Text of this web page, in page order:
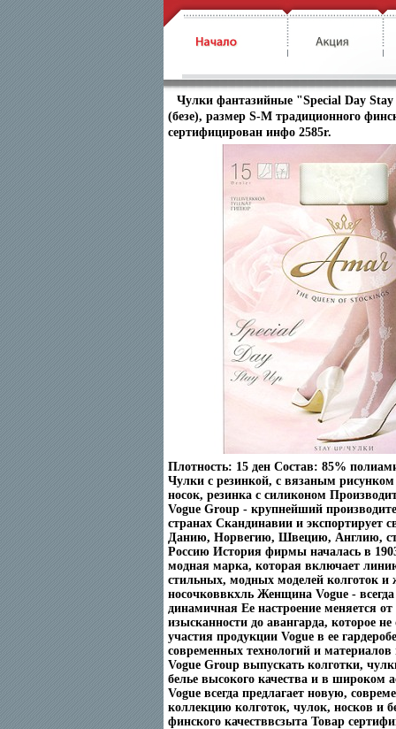
Чулки фантазийные "Special Day
(безе), размер S-M традиционного
сертифицирован инфо 2585r.
Плотность: 15 ден Состав: 85%
Чулки с резинкой, с вязаным
носок, резинка с силиконом
Vogue Group - крупнейший
странах Скандинавии и экспортирует
Данию, Норвегию, Швецию, Англию,
Россию История фирмы началась в
модная марка, которая включает
стильных, модных моделей колготок и
носочковвкхль Женщина Vogue -
динамичная Ее настроение меняется
изысканности до авангарда, которое не
участия продукции Vogue в ее
современных технологий и
Vogue Group выпускать колготки,
белье высокого качества и в широком
Vogue всегда предлагает новую,
коллекцию колготок, чулок, носков и
финского качестввсзыта Товар